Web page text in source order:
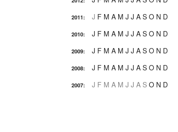
2011: J F M A M J J A S O N D
2010: J F M A M J J A S O N D
2009: J F M A M J J A S O N D
2008: J F M A M J J A S O N D
2007: J F M A M J J A S O N D